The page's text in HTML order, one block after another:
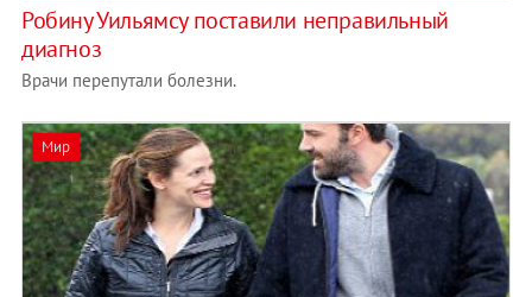
Робину Уильямсу поставили неправильный
диагноз
Врачи перепутали болезни.
Мир